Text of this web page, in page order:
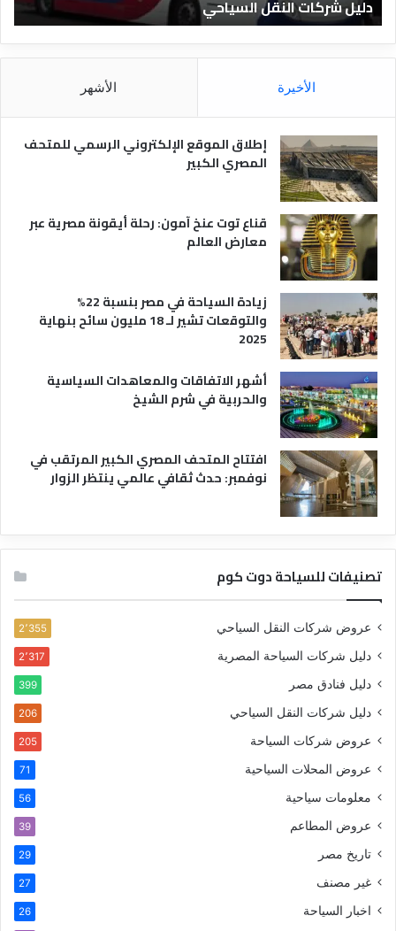
النقل السياحي
ق
ا
ر
ي
دليل
الأخيرة الأشهر
إطلاق الموقع الإلكتروني الرسمي للمتحف
المصري الكبير
قناع توت عنخ آمون: رحلة أيقونة مصرية عبر
معارض العالم
زيادة السياحة في مصر بنسبة 22%
والتوقعات تشير لـ 18 مليون سائح بنهاية
2025
أشهر الاتفاقات والمعاهدات السياسية
والحربية في شرم الشيخ
افتتاح المتحف المصري الكبير المرتقب في
نوفمبر: حدث ثقافي عالمي ينتظر الزوار
تصنيفات للسياحة دوت كوم
عروض شركات النقل السياحي 2٬355
دليل شركات السياحة المصرية 2٬317
دليل فنادق مصر 399
دليل شركات النقل السياحي 206
عروض شركات السياحة 205
عروض المحلات السياحية 71
معلومات سياحية 56
عروض المطاعم 39
تاريخ مصر 29
غير مصنف 27
اخبار السياحة 26